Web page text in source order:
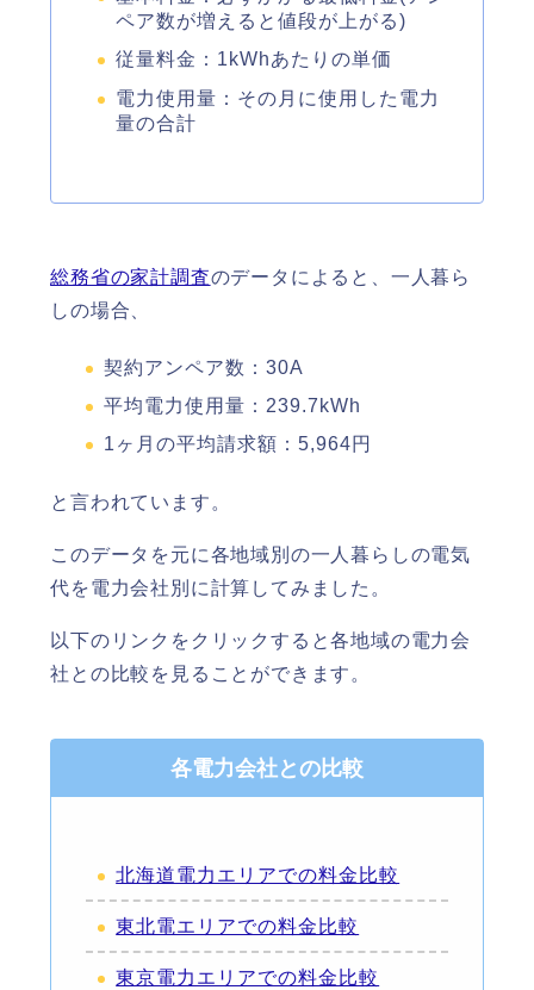
ペア数が増えると値段が上がる)
従量料金：1kWhあたりの単価
電力使用量：その月に使用した電力
量の合計
総務省の家計調査のデータによると、一人暮ら
しの場合、
契約アンペア数：30A
平均電力使用量：239.7kWh
1ヶ月の平均請求額：5,964円
と言われています。
このデータを元に各地域別の一人暮らしの電気
代を電力会社別に計算してみました。
以下のリンクをクリックすると各地域の電力会
社との比較を見ることができます。
各電力会社との比較
北海道電力エリアでの料金比較
東北電エリアでの料金比較
東京電力エリアでの料金比較